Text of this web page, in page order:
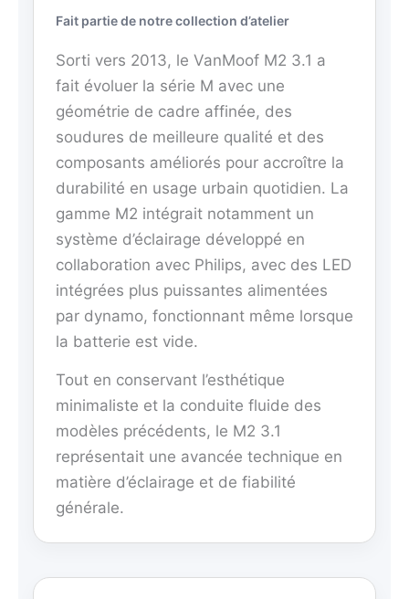
Fait partie de notre collection d’atelier
Sorti vers 2013, le VanMoof M2 3.1 a
fait évoluer la série M avec une
géométrie de cadre affinée, des
soudures de meilleure qualité et des
composants améliorés pour accroître la
durabilité en usage urbain quotidien. La
gamme M2 intégrait notamment un
système d’éclairage développé en
collaboration avec Philips, avec des LED
intégrées plus puissantes alimentées
par dynamo, fonctionnant même lorsque
la batterie est vide.
Tout en conservant l’esthétique
minimaliste et la conduite fluide des
modèles précédents, le M2 3.1
représentait une avancée technique en
matière d’éclairage et de fiabilité
générale.